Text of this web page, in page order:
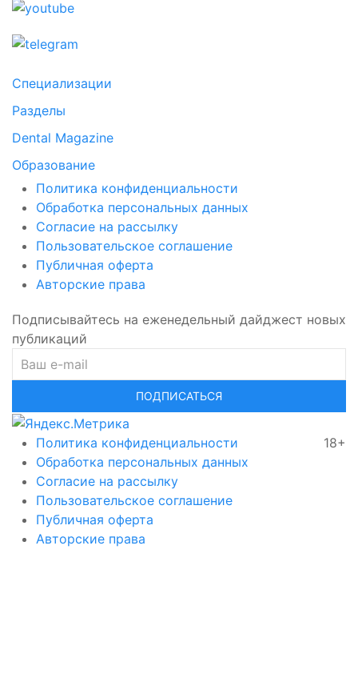
Специализации
Разделы
Dental Magazine
Образование
Политика конфиденциальности
Обработка персональных данных
Согласие на рассылку
Пользовательское соглашение
Публичная оферта
Авторские права
Подписывайтесь на еженедельный дайджест новых
публикаций
ПОДПИСАТЬСЯ
Политика конфиденциальности
Обработка персональных данных
Согласие на рассылку
Пользовательское соглашение
Публичная оферта
Авторские права
18+